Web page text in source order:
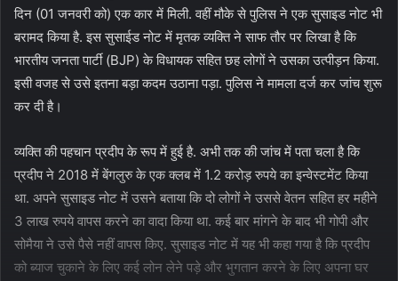
दिन (01 जनवरी को) एक कार में मिली. वहीं मौके से पुलिस ने एक सुसाइड नोट भी
बरामद किया है. इस सुसाईड नोट में मृतक व्यक्ति ने साफ तौर पर लिखा है कि
भारतीय जनता पार्टी (BJP) के विधायक सहित छह लोगों ने उसका उत्पीड़न किया.
इसी वजह से उसे इतना बड़ा कदम उठाना पड़ा. पुलिस ने मामला दर्ज कर जांच शुरू
कर दी है।
व्यक्ति की पहचान प्रदीप के रूप में हुई है. अभी तक की जांच में पता चला है कि
प्रदीप ने 2018 में बेंगलुरु के एक क्लब में 1.2 करोड़ रुपये का इन्वेस्टमेंट किया
था. अपने सुसाइड नोट में उसने बताया कि दो लोगों ने उससे वेतन सहित हर महीने
3 लाख रुपये वापस करने का वादा किया था. कई बार मांगने के बाद भी गोपी और
सोमैया ने उसे पैसे नहीं वापस किए. सुसाइड नोट में यह भी कहा गया है कि प्रदीप
को ब्याज चुकाने के लिए कई लोन लेने पड़े और भुगतान करने के लिए अपना घर